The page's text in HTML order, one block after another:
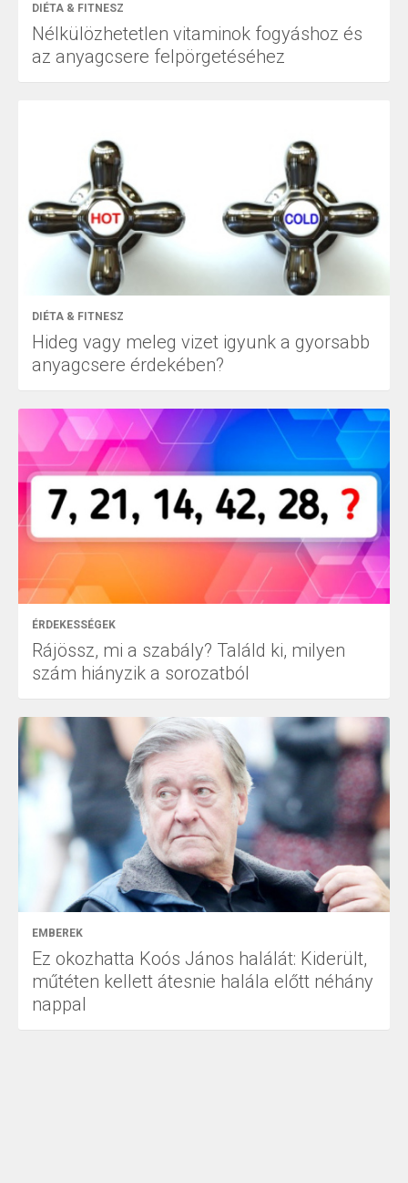
DIÉTA & FITNESZ
Nélkülözhetetlen vitaminok fogyáshoz és
az anyagcsere felpörgetéséhez
DIÉTA & FITNESZ
Hideg vagy meleg vizet igyunk a gyorsabb
anyagcsere érdekében?
ÉRDEKESSÉGEK
Rájössz, mi a szabály? Találd ki, milyen
szám hiányzik a sorozatból
EMBEREK
Ez okozhatta Koós János halálát: Kiderült,
műtéten kellett átesnie halála előtt néhány
nappal